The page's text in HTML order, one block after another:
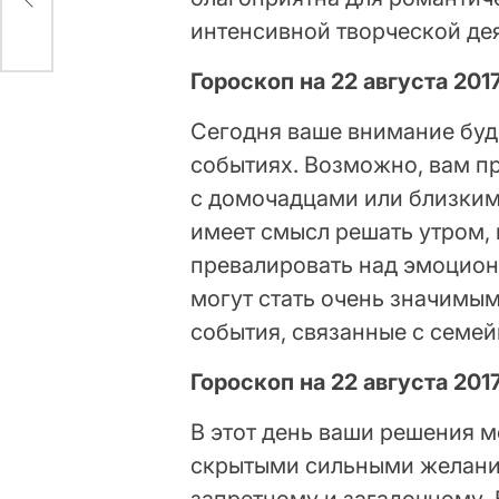
интенсивной творческой
Гороскоп на 22 августа
Сегодня ваше внимание
событиях. Возможно, вам
с домочадцами или
имеет смысл решать утром,
превалировать над
могут стать очень
события, связанные с
Гороскоп на 22 августа
В этот день ваши решения
скрытыми сильными